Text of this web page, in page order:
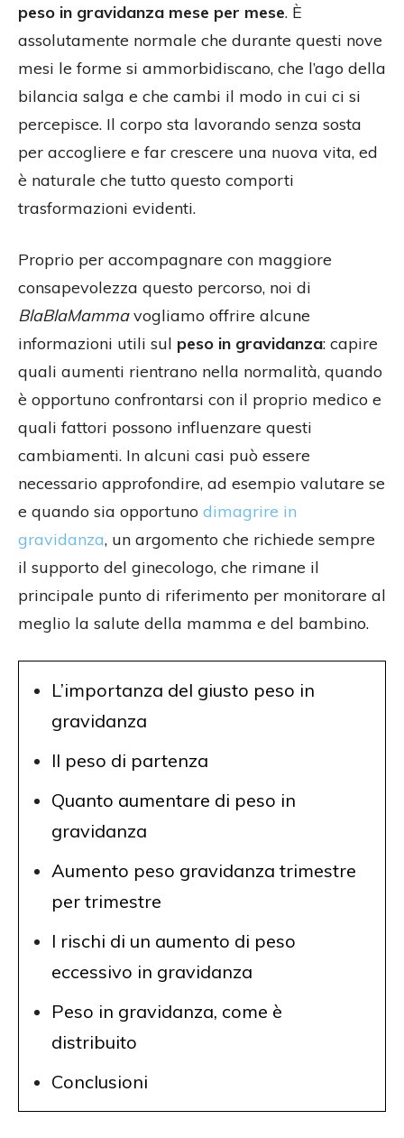
peso in gravidanza mese per mese. È
assolutamente normale che durante questi nove
mesi le forme si ammorbidiscano, che l’ago della
bilancia salga e che cambi il modo in cui ci si
percepisce. Il corpo sta lavorando senza sosta
per accogliere e far crescere una nuova vita, ed
è naturale che tutto questo comporti
trasformazioni evidenti.
Proprio per accompagnare con maggiore
consapevolezza questo percorso, noi di
BlaBlaMammavogliamo offrire alcune
informazioni utili sul peso in gravidanza: capire
quali aumenti rientrano nella normalità, quando
è opportuno confrontarsi con il proprio medico e
quali fattori possono influenzare questi
cambiamenti. In alcuni casi può essere
necessario approfondire, ad esempio valutare se
e quando sia opportuno dimagrire in
gravidanza, un argomento che richiede sempre
il supporto del ginecologo, che rimane il
principale punto di riferimento per monitorare al
meglio la salute della mamma e del bambino.
L’importanza del giusto peso in
gravidanza
Il peso di partenza
Quanto aumentare di peso in
gravidanza
Aumento peso gravidanza trimestre
per trimestre
I rischi di un aumento di peso
eccessivo in gravidanza
Peso in gravidanza, come è
distribuito
Conclusioni